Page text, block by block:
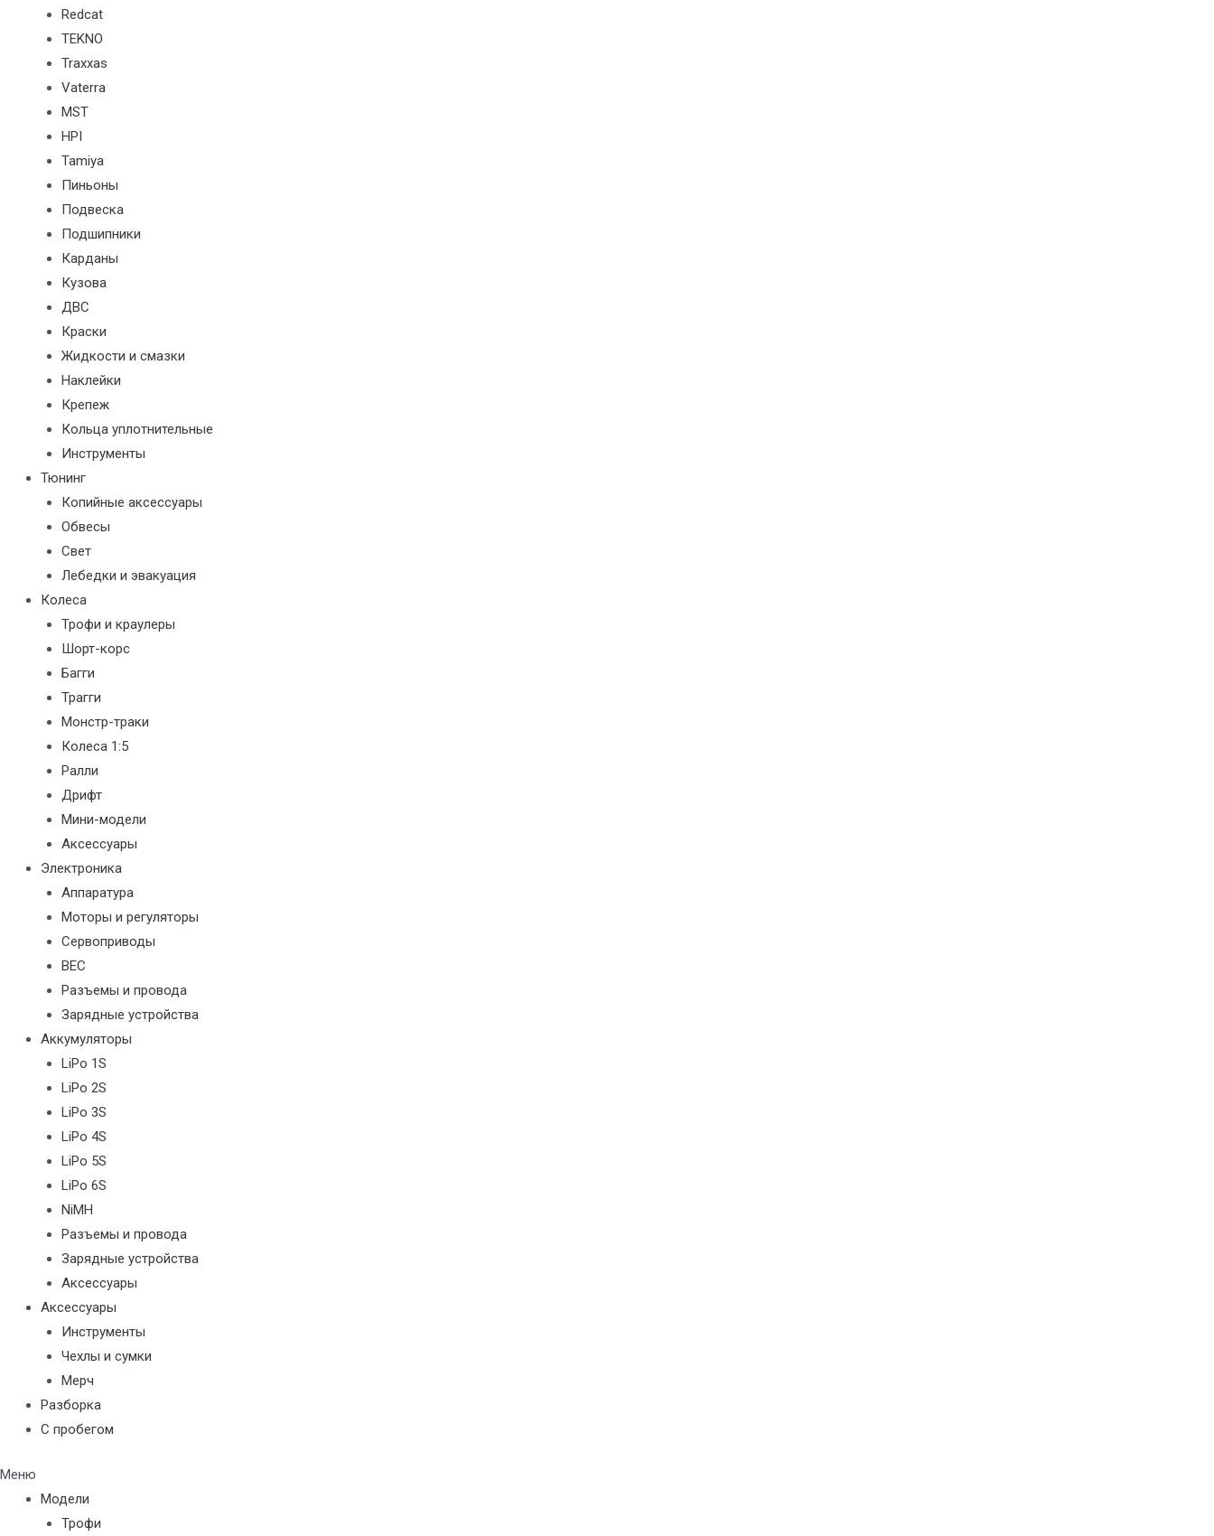
Redcat
TEKNO
Traxxas
Vaterra
MST
HPI
Tamiya
Пиньоны
Подвеска
Подшипники
Карданы
Кузова
ДВС
Краски
Жидкости и смазки
Наклейки
Крепеж
Кольца уплотнительные
Инструменты
Тюнинг
Копийные аксессуары
Обвесы
Свет
Лебедки и эвакуация
Колеса
Трофи и краулеры
Шорт-корс
Багги
Трагги
Монстр-траки
Колеса 1:5
Ралли
Дрифт
Мини-модели
Аксессуары
Электроника
Аппаратура
Моторы и регуляторы
Сервоприводы
BEC
Разъемы и провода
Зарядные устройства
Аккумуляторы
LiPo 1S
LiPo 2S
LiPo 3S
LiPo 4S
LiPo 5S
LiPo 6S
NiMH
Разъемы и провода
Зарядные устройства
Аксессуары
Аксессуары
Инструменты
Чехлы и сумки
Мерч
Разборка
С пробегом
Меню
Модели
Трофи